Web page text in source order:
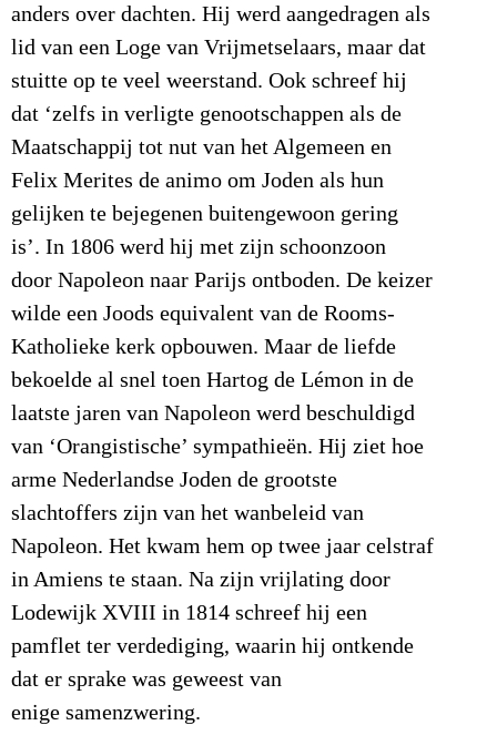
anders over dachten. Hij werd aangedragen als
lid van een Loge van Vrijmetselaars, maar dat
stuitte op te veel weerstand. Ook schreef hij
dat ‘zelfs in verligte genootschappen als de
Maatschappij tot nut van het Algemeen en
Felix Merites de animo om Joden als hun
gelijken te bejegenen buitengewoon gering
is’. In 1806 werd hij met zijn schoonzoon
door Napoleon naar Parijs ontboden. De keizer
wilde een Joods equivalent van de Rooms-
Katholieke kerk opbouwen. Maar de liefde
bekoelde al snel toen Hartog de Lémon in de
laatste jaren van Napoleon werd beschuldigd
van ‘Orangistische’ sympathieën. Hij ziet hoe
arme Nederlandse Joden de grootste
slachtoffers zijn van het wanbeleid van
Napoleon. Het kwam hem op twee jaar celstraf
in Amiens te staan. Na zijn vrijlating door
Lodewijk XVIII in 1814 schreef hij een
pamflet ter verdediging, waarin hij ontkende
dat er sprake was geweest van
enige samenzwering.